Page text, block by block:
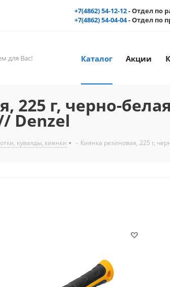
+7(4862) 54-12-12- Отдел по
+7(4862) 54-04-04- Отдел по
для Вас! Каталог Акции
225 г, черно-
Denzel
кувалды, киянки - Киянка резиновая, 225 г,